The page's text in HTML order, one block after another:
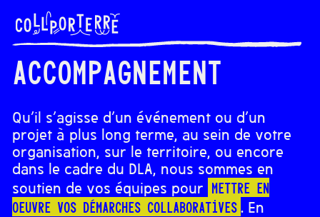
Accompagnement
Qu’il s’agisse d’un événement ou d’un
projet à plus long terme, au sein de votre
organisation, sur le territoire, ou encore
dans le cadre du DLA, nous sommes en
soutien de vos équipes pour
mettre en
oeuvre vos démarches collaboratives . En